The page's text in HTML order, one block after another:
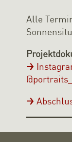
Alle